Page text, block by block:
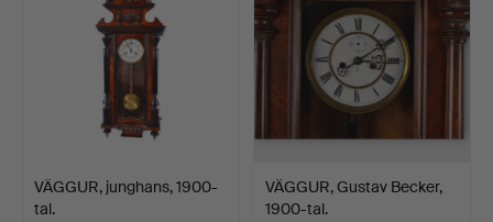
VÄGGUR, junghans, 1900-
tal.
VÄGGUR, Gustav Becker,
1900-tal.